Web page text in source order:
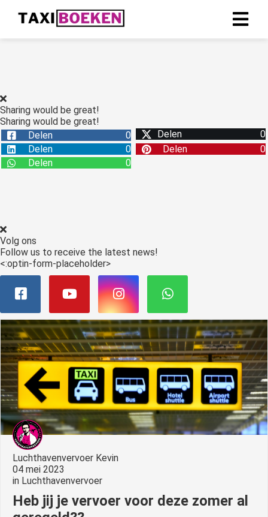
Sharing would be great!
Sharing would be great!
Delen
0 Delen
0
Delen
0 Delen
0
Delen
0
Volg ons
Follow us to receive the latest news!
<:optin-form-placeholder>
Luchthavenvervoer Kevin
04 mei 2023
in Luchthavenvervoer
Heb jij je vervoer voor deze zomer al